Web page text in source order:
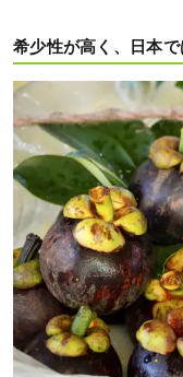
希少性が高く、日本